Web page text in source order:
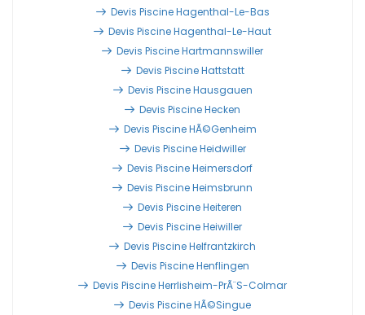
Devis Piscine Hagenthal-Le-Bas
Devis Piscine Hagenthal-Le-Haut
Devis Piscine Hartmannswiller
Devis Piscine Hattstatt
Devis Piscine Hausgauen
Devis Piscine Hecken
Devis Piscine HÃ©genheim
Devis Piscine Heidwiller
Devis Piscine Heimersdorf
Devis Piscine Heimsbrunn
Devis Piscine Heiteren
Devis Piscine Heiwiller
Devis Piscine Helfrantzkirch
Devis Piscine Henflingen
Devis Piscine Herrlisheim-PrÃ¨s-Colmar
Devis Piscine HÃ©singue